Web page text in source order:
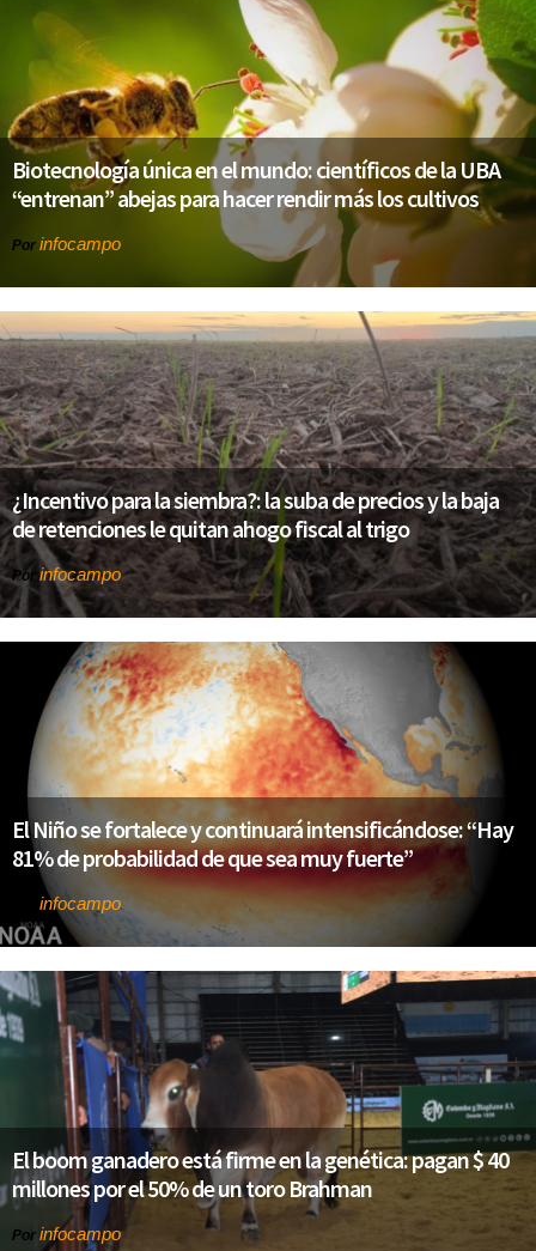
Biotecnología única en el mundo: científicos de la UBA
“entrenan” abejas para hacer rendir más los cultivos
Por infocampo
¿Incentivo para la siembra?: la suba de precios y la baja
de retenciones le quitan ahogo fiscal al trigo
Por infocampo
El Niño se fortalece y continuará intensificándose: “Hay
81% de probabilidad de que sea muy fuerte”
infocampo
El boom ganadero está firme en la genética: pagan $ 40
millones por el 50% de un toro Brahman
Por infocampo